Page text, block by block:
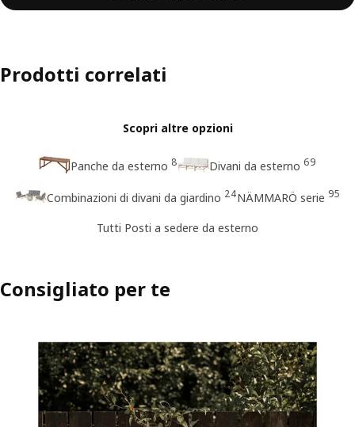
Prodotti correlati
Scopri altre opzioni
Panche da esterno 8 Divani da esterno 69
Combinazioni di divani da giardino 24NÄMMARÖ serie 95
Tutti Posti a sedere da esterno
Consigliato per te